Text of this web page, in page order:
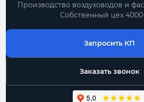
Производство воздуховодов и
Собственный цех
Запросить КП
Заказать звонок